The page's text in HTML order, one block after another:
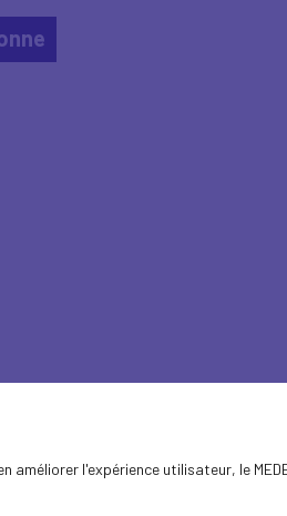
améliorer l'expérience utilisateur, le